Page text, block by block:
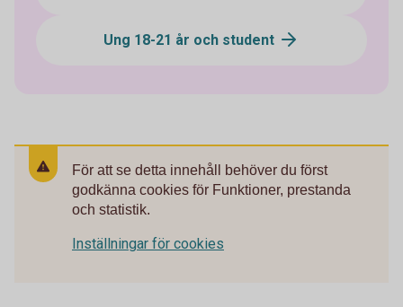
Ung 18-21 år och student
För att se detta innehåll behöver du först
godkänna cookies för Funktioner, prestanda
och statistik.
Inställningar för cookies